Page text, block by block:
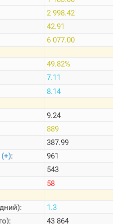
(+):
2 998.42
42.91
6 077.00
49.82%
7.11
8.14
9.24
889
387.99
961
543
58
1.3
43 864